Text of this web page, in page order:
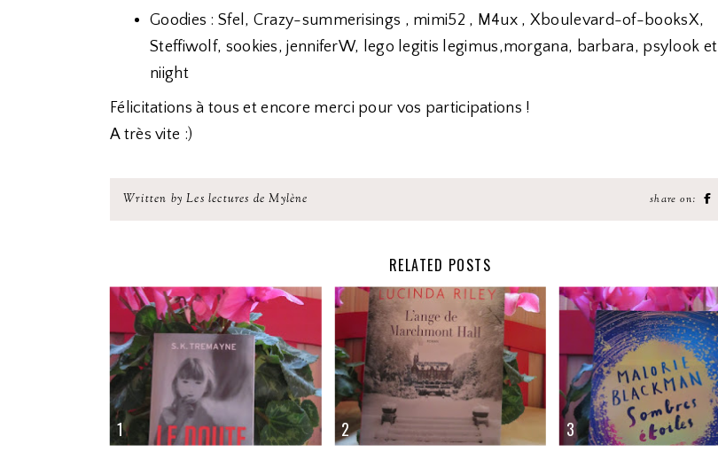
Goodies : Sfel, Crazy-summerisings , mimi52 , M4ux , Xboulevard-of-booksX,
Steffiwolf, sookies, jenniferW, lego legitis legimus,morgana, barbara, psylook et
niight
Félicitations à tous et encore merci pour vos participations !
A très vite :)
Written by Les lectures de Mylène share on:
RELATED POSTS